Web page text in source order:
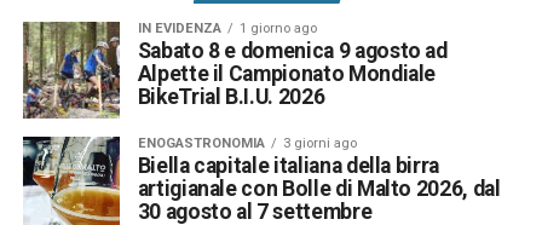
IN EVIDENZA 1 giorno ago
Sabato 8 e domenica 9 agosto ad
Alpette il Campionato Mondiale
BikeTrial B.I.U. 2026
ENOGASTRONOMIA 3 giorni ago
Biella capitale italiana della birra
artigianale con Bolle di Malto 2026, dal
30 agosto al 7 settembre